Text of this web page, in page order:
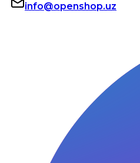
info@openshop.uz